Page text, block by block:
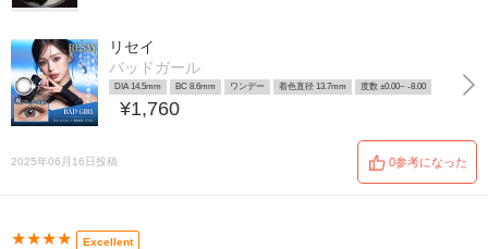
リセイ
バッドガール
DIA 14.5mm BC 8.6mm ワンデー 着色直径 13.7mm 度数 ±0.00~ -8.00
¥1,760
2025年06月16日投稿 0参考になった
★★★★ Excellent